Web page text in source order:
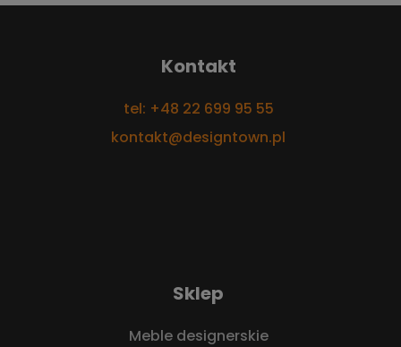
Kontakt
tel: +48 22 699 95 55
kontakt@designtown.pl
Sklep
Meble designerskie